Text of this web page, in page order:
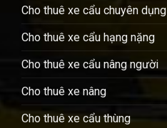
Cho thuê xe cẩu chuyên dụng
Cho thuê xe cẩu hạng nặng
Cho thuê xe cẩu nâng người
Cho thuê xe nâng
Cho thuê xe cẩu thùng